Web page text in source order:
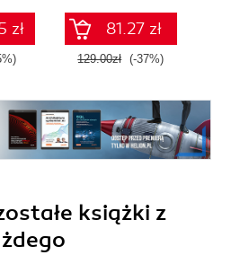
zł 81.27 zł
129.00zł (-37%)
książki z